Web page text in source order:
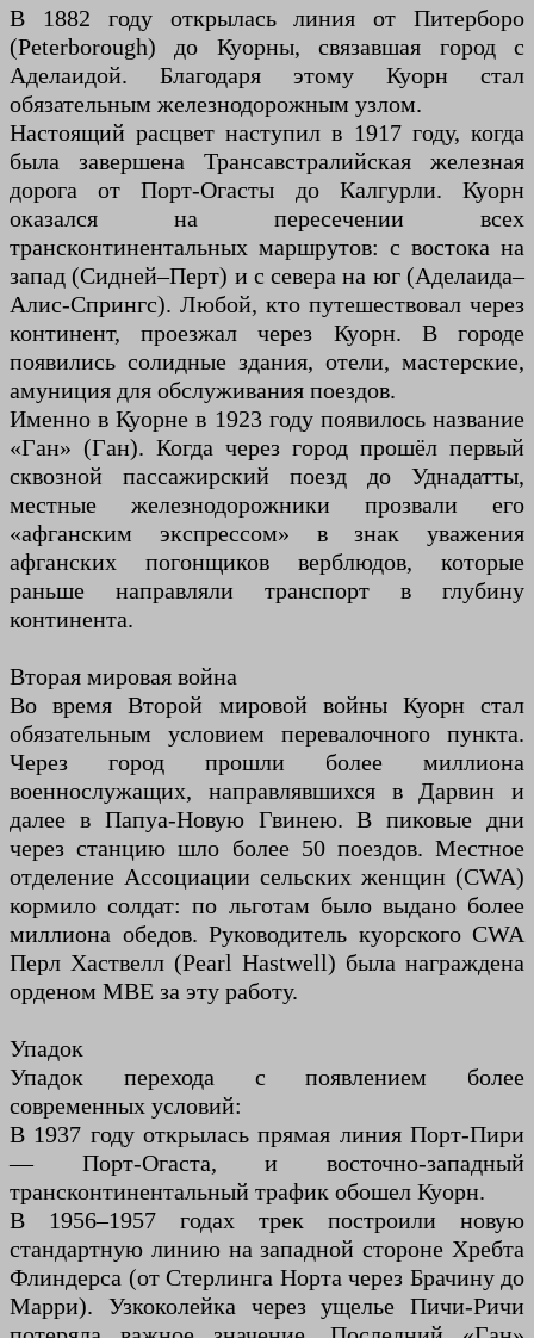
В 1882 году открылась линия от Питерборо
(Peterborough) до Куорны, связавшая город с
Аделаидой. Благодаря этому Куорн стал
обязательным железнодорожным узлом.
Настоящий расцвет наступил в 1917 году, когда
была завершена Трансавстралийская железная
дорога от Порт-Огасты до Калгурли. Куорн
оказался на пересечении всех
трансконтинентальных маршрутов: с востока на
запад (Сидней–Перт) и с севера на юг (Аделаида–
Алис-Спрингс). Любой, кто путешествовал через
континент, проезжал через Куорн. В городе
появились солидные здания, отели, мастерские,
амуниция для обслуживания поездов.
Именно в Куорне в 1923 году появилось название
«Ган» (Ган). Когда через город прошёл первый
сквозной пассажирский поезд до Уднадатты,
местные железнодорожники прозвали его
«афганским экспрессом» в знак уважения
афганских погонщиков верблюдов, которые
раньше направляли транспорт в глубину
континента.
Вторая мировая война
Во время Второй мировой войны Куорн стал
обязательным условием перевалочного пункта.
Через город прошли более миллиона
военнослужащих, направлявшихся в Дарвин и
далее в Папуа-Новую Гвинею. В пиковые дни
через станцию ​​шло более 50 поездов. Местное
отделение Ассоциации сельских женщин (CWA)
кормило солдат: по льготам было выдано более
миллиона обедов. Руководитель куорского CWA
Перл Хаствелл (Pearl Hastwell) была награждена
орденом MBE за эту работу.
Упадок
Упадок перехода с появлением более
современных условий:
В 1937 году открылась прямая линия Порт-Пири
— Порт-Огаста, и восточно-западный
трансконтинентальный трафик обошел Куорн.
В 1956–1957 годах трек построили новую
стандартную линию на западной стороне Хребта
Флиндерса (от Стерлинга Норта через Брачину до
Марри). Узкоколейка через ущелье Пичи-Ричи